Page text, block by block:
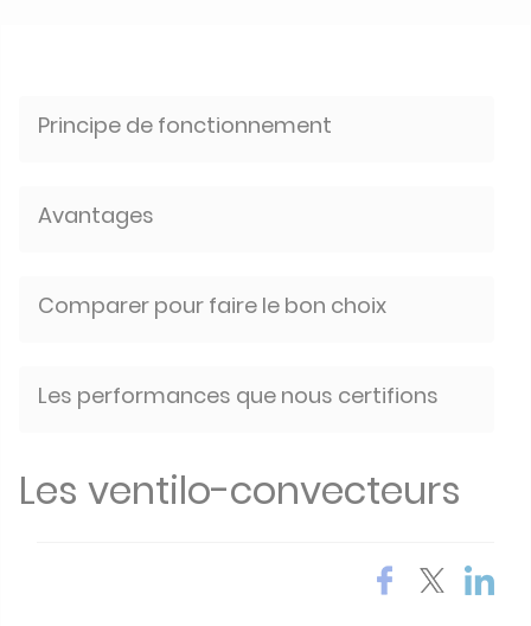
Principe de fonctionnement
Avantages
Comparer pour faire le bon choix
Les performances que nous certifions
Les ventilo-convecteurs